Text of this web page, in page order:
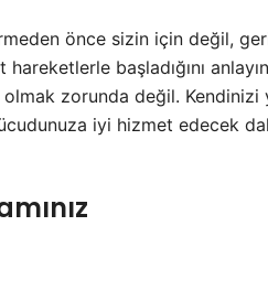
önce sizin için değil,
başladığını
zorunda değil. Kendinizi
iyi hizmet edecek